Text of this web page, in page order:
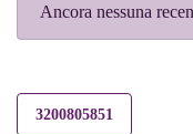
Ancora nessuna
3200805851